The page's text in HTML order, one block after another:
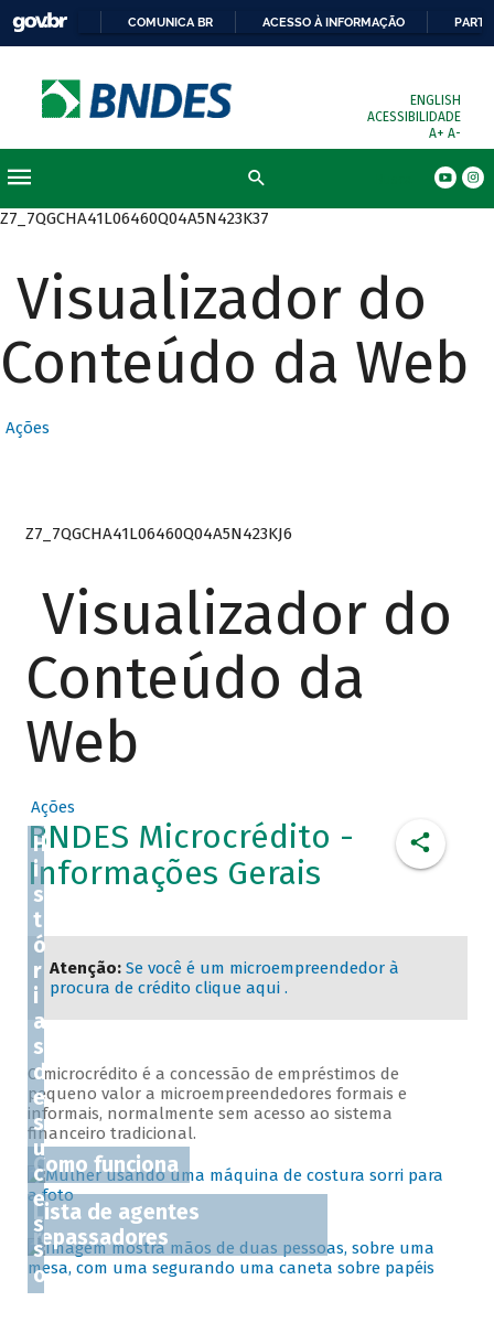
COMUNICA BR ACESSO À INFORMAÇÃO
ENGLISH
ACESSIBILIDADE
A+ A-
Z7_7QGCHA41L06460Q04A5N423K37
Visualizador do
Conteúdo da Web
Ações
Z7_7QGCHA41L06460Q04A5N423KJ6
Visualizador do
Conteúdo da
Web
Ações
BNDES Microcrédito -
Informações Gerais
Atenção: Se você é um microempreendedor à
procura de crédito clique aqui .
O microcrédito é a concessão de empréstimos de
pequeno valor a microempreendedores formais e
informais, normalmente sem acesso ao sistema
financeiro tradicional.
Como funciona
Lista de agentes
repassadores
H
i
s
t
ó
r
i
a
s
d
e
s
u
c
e
s
s
o